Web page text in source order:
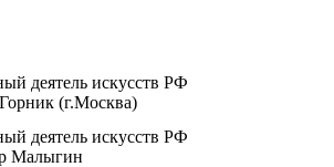
деятель искусств РФ
(г.Москва)
деятель искусств РФ
Малыгин